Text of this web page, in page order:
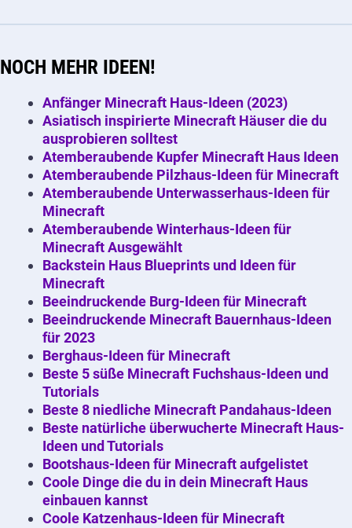
NOCH MEHR IDEEN!
Anfänger Minecraft Haus-Ideen (2023)
Asiatisch inspirierte Minecraft Häuser die du
ausprobieren solltest
Atemberaubende Kupfer Minecraft Haus Ideen
Atemberaubende Pilzhaus-Ideen für Minecraft
Atemberaubende Unterwasserhaus-Ideen für
Minecraft
Atemberaubende Winterhaus-Ideen für
Minecraft Ausgewählt
Backstein Haus Blueprints und Ideen für
Minecraft
Beeindruckende Burg-Ideen für Minecraft
Beeindruckende Minecraft Bauernhaus-Ideen
für 2023
Berghaus-Ideen für Minecraft
Beste 5 süße Minecraft Fuchshaus-Ideen und
Tutorials
Beste 8 niedliche Minecraft Pandahaus-Ideen
Beste natürliche überwucherte Minecraft Haus-
Ideen und Tutorials
Bootshaus-Ideen für Minecraft aufgelistet
Coole Dinge die du in dein Minecraft Haus
einbauen kannst
Coole Katzenhaus-Ideen für Minecraft